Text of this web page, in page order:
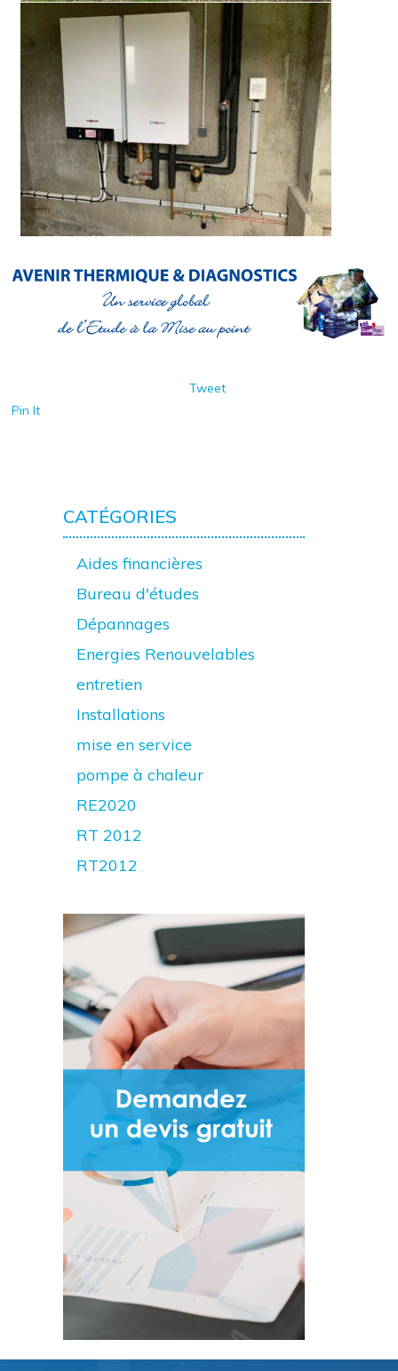
Tweet
Pin It
CATÉGORIES
Aides financières
Bureau d'études
Dépannages
Energies Renouvelables
entretien
Installations
mise en service
pompe à chaleur
RE2020
RT 2012
RT2012